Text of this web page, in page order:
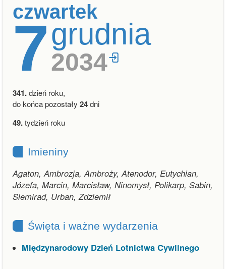
czwartek
7grudnia
2034
341.dzień roku,
do końca pozostały 24dni
49.tydzień roku
Imieniny
Agaton, Ambrozja, Ambroży, Atenodor, Eutychian,
Józefa, Marcin, Marcisław, Ninomysł, Polikarp, Sabin,
Siemirad, Urban, Zdziemił
Święta i ważne wydarzenia
Międzynarodowy Dzień Lotnictwa Cywilnego